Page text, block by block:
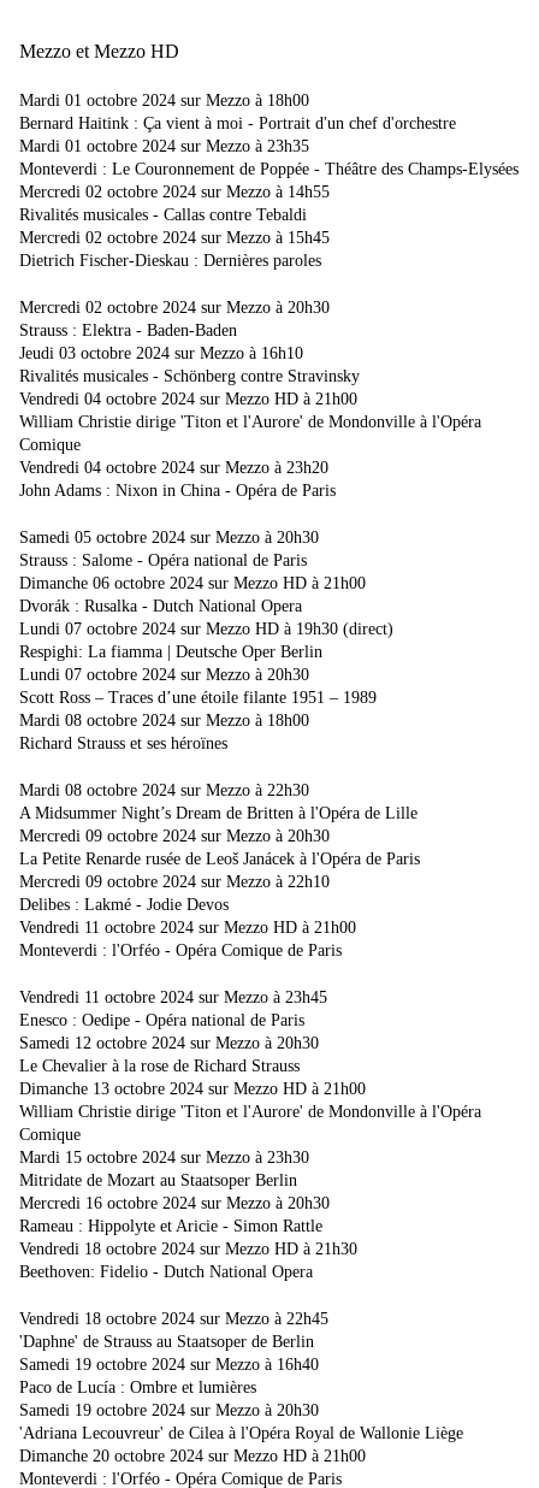
Mezzo et Mezzo HD
Mardi 01 octobre 2024 sur Mezzo à 18h00
Bernard Haitink : Ça vient à moi - Portrait d'un chef d'orchestre
Mardi 01 octobre 2024 sur Mezzo à 23h35
Monteverdi : Le Couronnement de Poppée - Théâtre des Champs-Elysées
Mercredi 02 octobre 2024 sur Mezzo à 14h55
Rivalités musicales - Callas contre Tebaldi
Mercredi 02 octobre 2024 sur Mezzo à 15h45
Dietrich Fischer-Dieskau : Dernières paroles
Mercredi 02 octobre 2024 sur Mezzo à 20h30
Strauss : Elektra - Baden-Baden
Jeudi 03 octobre 2024 sur Mezzo à 16h10
Rivalités musicales - Schönberg contre Stravinsky
Vendredi 04 octobre 2024 sur Mezzo HD à 21h00
William Christie dirige 'Titon et l'Aurore' de Mondonville à l'Opéra
Comique
Vendredi 04 octobre 2024 sur Mezzo à 23h20
John Adams : Nixon in China - Opéra de Paris
Samedi 05 octobre 2024 sur Mezzo à 20h30
Strauss : Salome - Opéra national de Paris
Dimanche 06 octobre 2024 sur Mezzo HD à 21h00
Dvorák : Rusalka - Dutch National Opera
Lundi 07 octobre 2024 sur Mezzo HD à 19h30 (direct)
Respighi: La fiamma | Deutsche Oper Berlin
Lundi 07 octobre 2024 sur Mezzo à 20h30
Scott Ross – Traces d’une étoile filante 1951 – 1989
Mardi 08 octobre 2024 sur Mezzo à 18h00
Richard Strauss et ses héroïnes
Mardi 08 octobre 2024 sur Mezzo à 22h30
A Midsummer Night’s Dream de Britten à l'Opéra de Lille
Mercredi 09 octobre 2024 sur Mezzo à 20h30
La Petite Renarde rusée de Leoš Janácek à l'Opéra de Paris
Mercredi 09 octobre 2024 sur Mezzo à 22h10
Delibes : Lakmé - Jodie Devos
Vendredi 11 octobre 2024 sur Mezzo HD à 21h00
Monteverdi : l'Orféo - Opéra Comique de Paris
Vendredi 11 octobre 2024 sur Mezzo à 23h45
Enesco : Oedipe - Opéra national de Paris
Samedi 12 octobre 2024 sur Mezzo à 20h30
Le Chevalier à la rose de Richard Strauss
Dimanche 13 octobre 2024 sur Mezzo HD à 21h00
William Christie dirige 'Titon et l'Aurore' de Mondonville à l'Opéra
Comique
Mardi 15 octobre 2024 sur Mezzo à 23h30
Mitridate de Mozart au Staatsoper Berlin
Mercredi 16 octobre 2024 sur Mezzo à 20h30
Rameau : Hippolyte et Aricie - Simon Rattle
Vendredi 18 octobre 2024 sur Mezzo HD à 21h30
Beethoven: Fidelio - Dutch National Opera
Vendredi 18 octobre 2024 sur Mezzo à 22h45
'Daphne' de Strauss au Staatsoper de Berlin
Samedi 19 octobre 2024 sur Mezzo à 16h40
Paco de Lucía : Ombre et lumières
Samedi 19 octobre 2024 sur Mezzo à 20h30
'Adriana Lecouvreur' de Cilea à l'Opéra Royal de Wallonie Liège
Dimanche 20 octobre 2024 sur Mezzo HD à 21h00
Monteverdi : l'Orféo - Opéra Comique de Paris